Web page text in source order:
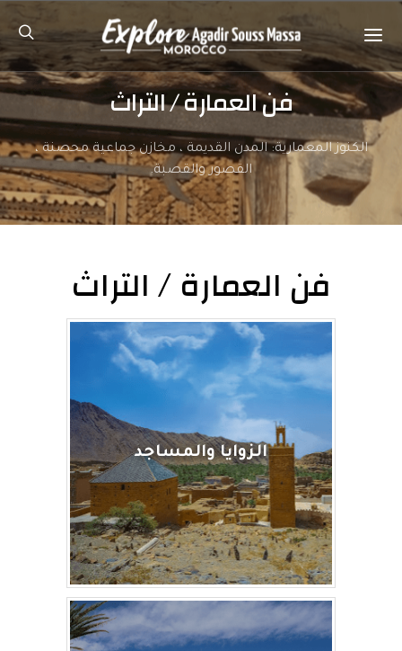
فن العمارة / التراث
الكنوز المعمارية: المدن القديمة ، مخازن جماعية محصنة ،
القصور والقصبة.
فن العمارة / التراث
الزوايا والمساجد